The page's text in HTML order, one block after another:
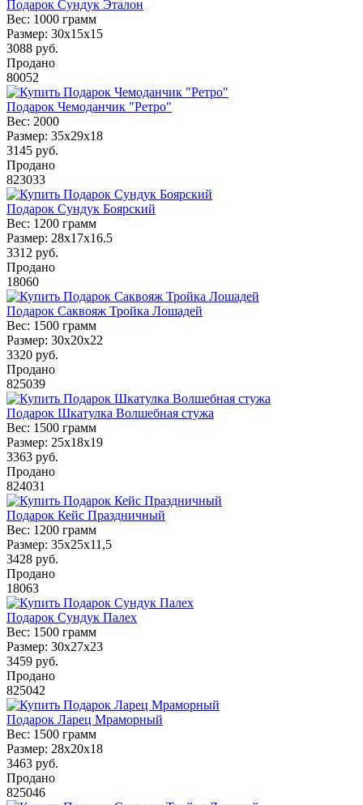
Подарок Сундук Эталон
Вес: 1000 грамм
Размер: 30х15х15
3088 руб.
Продано
80052
Подарок Чемоданчик "Ретро"
Вес: 2000
Размер: 35х29х18
3145 руб.
Продано
823033
Подарок Сундук Боярский
Вес: 1200 грамм
Размер: 28x17x16.5
3312 руб.
Продано
18060
Подарок Саквояж Тройка Лошадей
Вес: 1500 грамм
Размер: 30х20х22
3320 руб.
Продано
825039
Подарок Шкатулка Волшебная стужа
Вес: 1500 грамм
Размер: 25х18х19
3363 руб.
Продано
824031
Подарок Кейс Праздничный
Вес: 1200 грамм
Размер: 35x25x11,5
3428 руб.
Продано
18063
Подарок Сундук Палех
Вес: 1500 грамм
Размер: 30x27x23
3459 руб.
Продано
825042
Подарок Ларец Мраморный
Вес: 1500 грамм
Размер: 28x20x18
3463 руб.
Продано
825046